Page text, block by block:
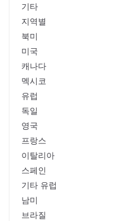
기타
지역별
북미
미국
캐나다
멕시코
유럽
독일
영국
프랑스
이탈리아
스페인
기타 유럽
남미
브라질